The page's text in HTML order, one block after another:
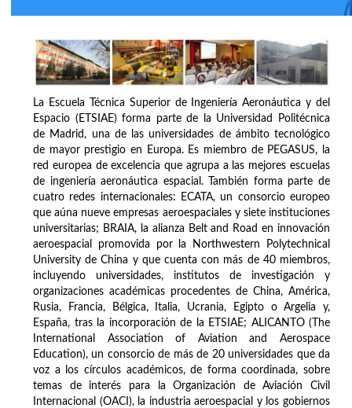
La Escuela Técnica Superior de Ingeniería Aeronáutica y del
Espacio (ETSIAE) forma parte de la Universidad Politécnica
de Madrid, una de las universidades de ámbito tecnológico
de mayor prestigio en Europa. Es miembro de PEGASUS, la
red europea de excelencia que agrupa a las mejores escuelas
de ingeniería aeronáutica espacial. También forma parte de
cuatro redes internacionales: ECATA, un consorcio europeo
que aúna nueve empresas aeroespaciales y siete instituciones
universitarias; BRAIA, la alianza Belt and Road en innovación
aeroespacial promovida por la Northwestern Polytechnical
University de China y que cuenta con más de 40 miembros,
incluyendo universidades, institutos de investigación y
organizaciones académicas procedentes de China, América,
Rusia, Francia, Bélgica, Italia, Ucrania, Egipto o Argelia y,
España, tras la incorporación de la ETSIAE; ALICANTO (The
International Association of Aviation and Aerospace
Education), un consorcio de más de 20 universidades que da
voz a los círculos académicos, de forma coordinada, sobre
temas de interés para la Organización de Aviación Civil
Internacional (OACI), la industria aeroespacial y los gobiernos